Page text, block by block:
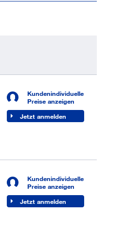
Kundenindividuelle
Preise anzeigen
Jetzt anmelden
Kundenindividuelle
Preise anzeigen
Jetzt anmelden